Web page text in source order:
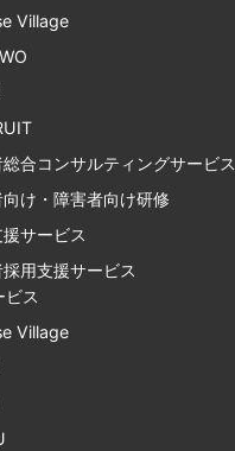
Village
合コンサルティングサービス
け・障害者向け研修
サービス
用支援サービス
ビス
Village